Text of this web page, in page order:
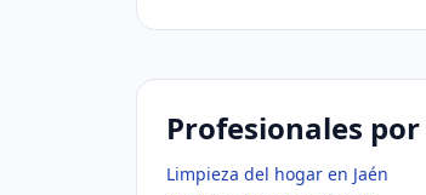
Profesionales
Limpieza del hogar en Jaén